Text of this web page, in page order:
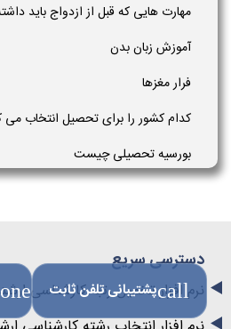
مهارت هایی که قبل از ازدواج باید
آموزش زبان بدن
فرار مغزها
کدام کشور را برای تحصیل انتخاب می
بورسیه تحصیلی چیست
دسترسی سریع
نرم افزار تخمین رتبه کارشناسی ارشد
callپشتیبانی تلفن ثابت